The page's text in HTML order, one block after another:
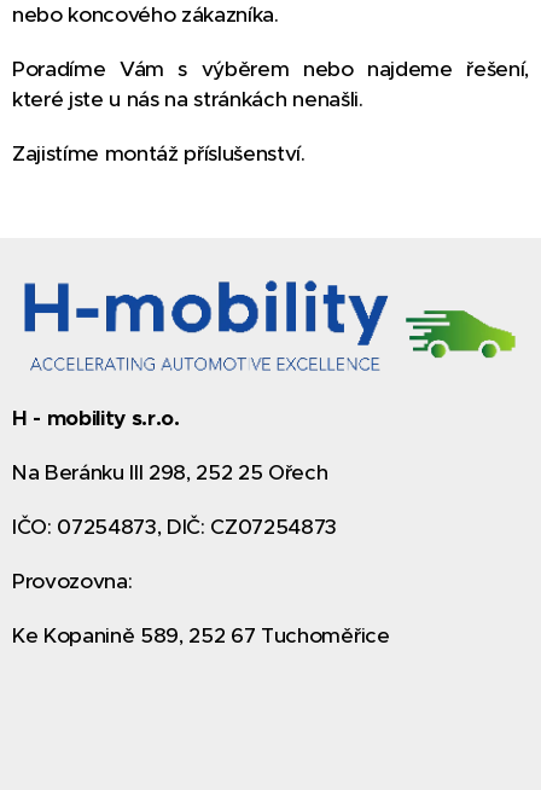
nebo koncového zákazníka.
Poradíme Vám s výběrem nebo najdeme řešení,
které jste u nás na stránkách nenašli.
Zajistíme montáž příslušenství.
H - mobility s.r.o.
Na Beránku III 298, 252 25 Ořech
IČO: 07254873, DIČ: CZ07254873
Provozovna:
Ke Kopanině 589, 252 67 Tuchoměřice